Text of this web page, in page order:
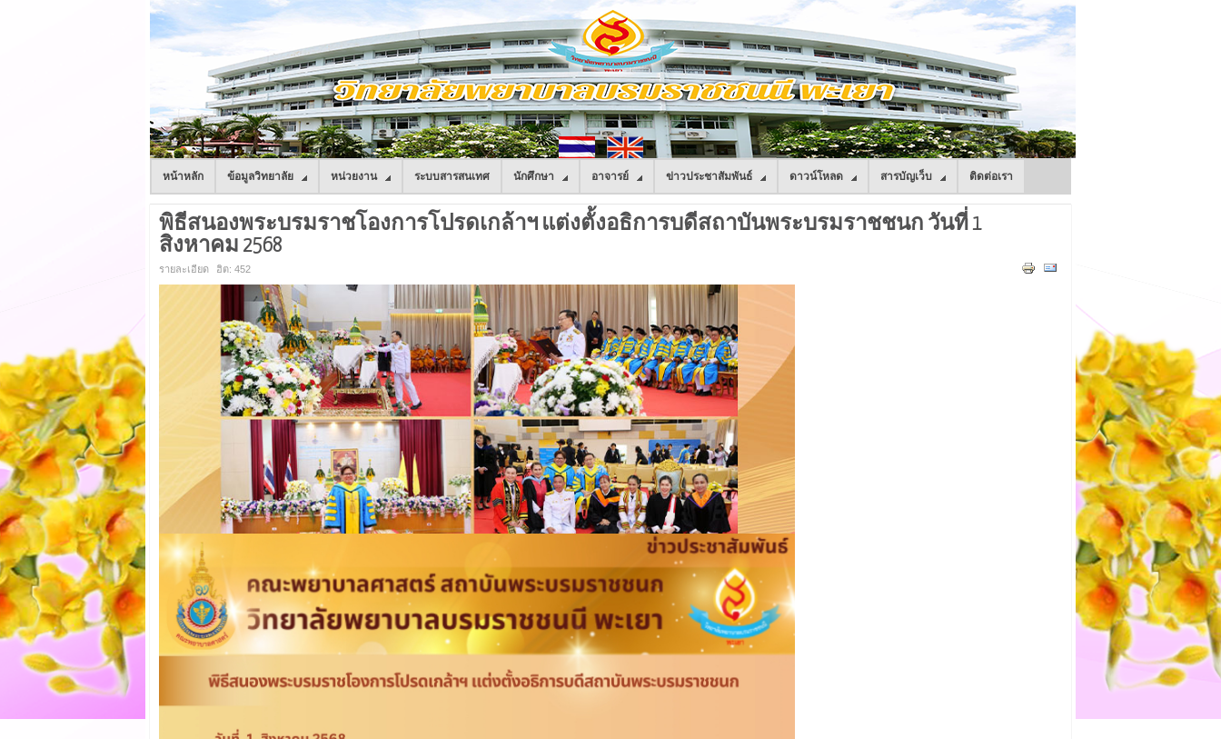
หน้าหลัก ข้อมูลวิทยาลัย หน่วยงาน ระบบสารสนเทศ นักศึกษา อาจารย์ ข่าวประชาสัมพันธ์ ดาวน์โหลด สารบัญเว็บ ติดต่อเรา
พิธีสนองพระบรมราชโองการโปรดเกล้าฯ แต่งตั้งอธิการบดีสถาบันพระบรมราชชนก วันที่ 1
สิงหาคม 2568
รายละเอียด ฮิต: 452